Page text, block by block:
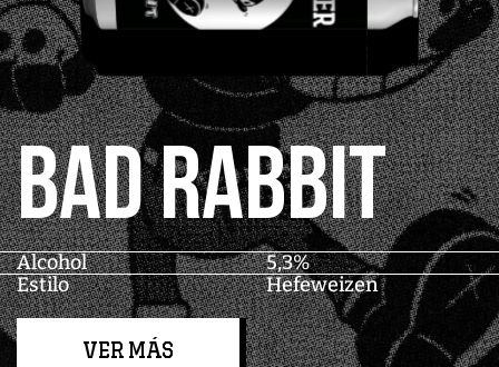
BAD RABBIT
Alcohol
5,3%
Estilo
Hefeweizen
VER MÁS